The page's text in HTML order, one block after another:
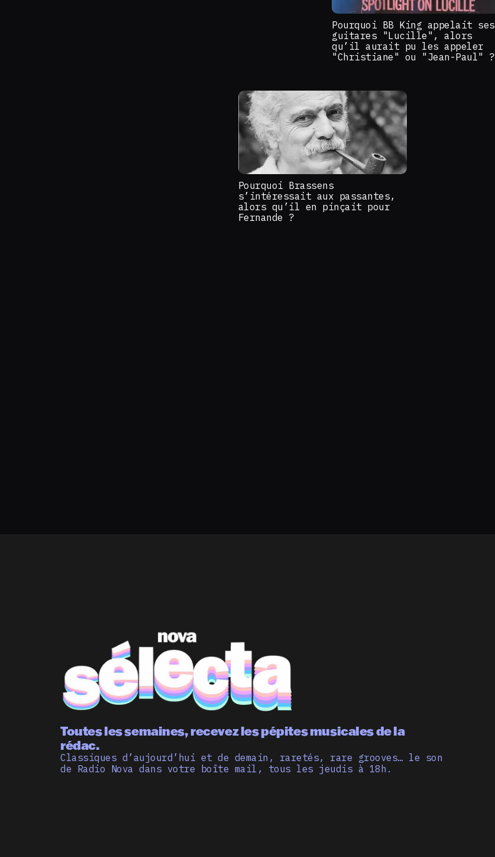
Pourquoi BB King appelait ses
guitares "Lucille", alors
qu’il aurait pu les appeler
"Christiane" ou "Jean-Paul" ?
Pourquoi Brassens
s’intéressait aux passantes,
alors qu’il en pinçait pour
Fernande ?
Toutes les semaines, recevez les pépites musicales de la
rédac.
Classiques d’aujourd’hui et de demain, raretés, rare grooves… le son
de Radio Nova dans votre boîte mail, tous les jeudis à 18h.